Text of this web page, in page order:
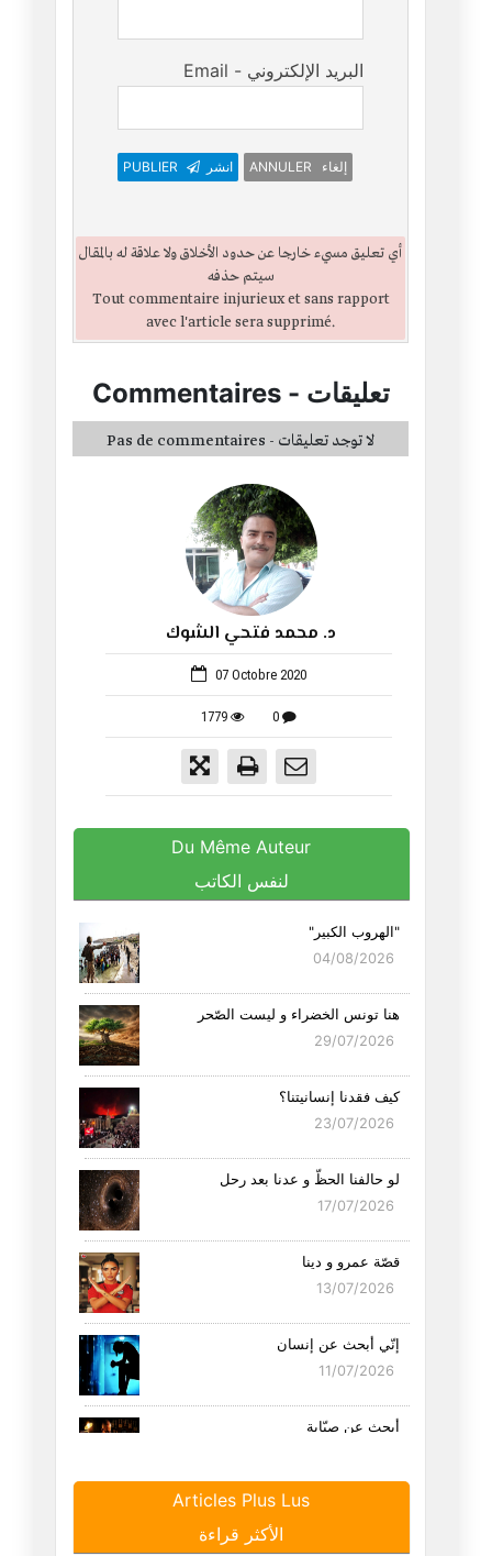
د. محمد فتحي الشوك
07 Octobre 2020
1779 0
Du Même Auteur
لنفس الكاتب
"الهروب الكبير"
04/08/2026
هنا تونس الخضراء و ليست الصّحر
29/07/2026
كيف فقدنا إنسانيتنا؟
23/07/2026
لو حالفنا الحظّ و عدنا بعد رحل
17/07/2026
قصّة عمرو و دينا
13/07/2026
إنّي أبحث عن إنسان
11/07/2026
أبحث عن صبّابة
Articles Plus Lus
الأكثر قراءة
Email - البريد الإلكتروني
PUBLIER انشر ANNULER إلغاء
أي تعليق مسيء خارجا عن حدود الأخلاق ولا علاقة له بالمقال
سيتم حذفه
Tout commentaire injurieux et sans rapport
avec l'article sera supprimé.
Commentaires- تعليقات
Pas de commentaires - لا توجد تعليقات